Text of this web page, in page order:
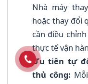
Nhà máy
hoặc thay đổi
cần điều
thực tế vận
Ưu tiên tự
thủ công: